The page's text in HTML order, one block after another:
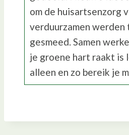
om de huisartsenzorg
verduurzamen werden
gesmeed. Samen
je groene hart raakt is
alleen en zo bereik je